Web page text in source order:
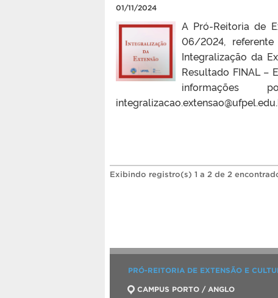
01/11/2024
A Pró-Reitoria de
06/2024,
Integralização da
Resultado FINAL –
Exibindo registro(s) 1 a 2 de 2
PRÓ-REITORIA DE EXTENSÃO E
CAMPUS PORTO / ANGLO